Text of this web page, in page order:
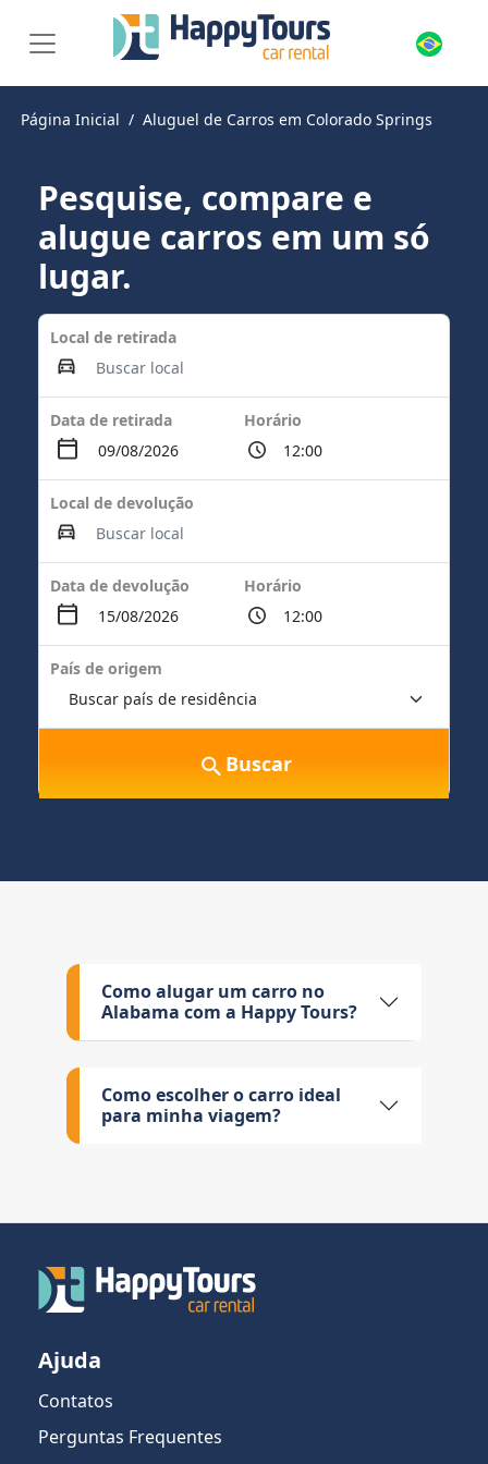
Página Inicial Aluguel de Carros em Colorado Springs
Pesquise, compare e
alugue carros em um só
lugar.
Local de retirada
Data de retirada Horário
Local de devolução
Data de devolução Horário
País de origem
Buscar
Como alugar um carro no
Alabama com a Happy Tours?
Como escolher o carro ideal
para minha viagem?
Ajuda
Contatos
Perguntas Frequentes